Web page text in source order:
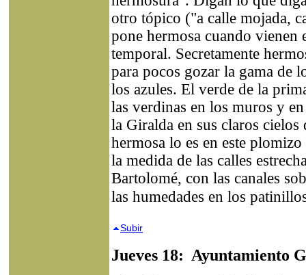
otro tópico ("a calle mojada,
pone hermosa cuando vienen
temporal. Secretamente
para pocos gozar la gama de
los azules. El verde de la
las verdinas en los muros y
la Giralda en sus claros
hermosa lo es en este
la medida de las calles
Bartolomé, con las canales
las humedades en los
Subir
Jueves 18: Ayuntamiento